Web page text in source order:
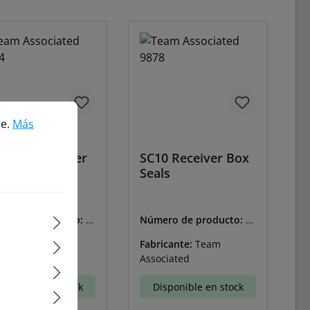
Shock Tower
de producto: A-
Team
en stock
SC10 Receiver Box
Seals
Número de producto: A-
Fabricante:Team
Associated
Disponible en stock
Más información...
Más